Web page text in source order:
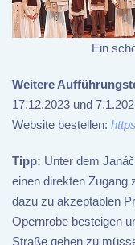
Ein
Weitere
17.12.2023 und
Website bestellen:
Tipp: Unter dem
einen direkten Zugang
dazu zu akzeptablen
Opernrobe besteigen
Straße gehen zu